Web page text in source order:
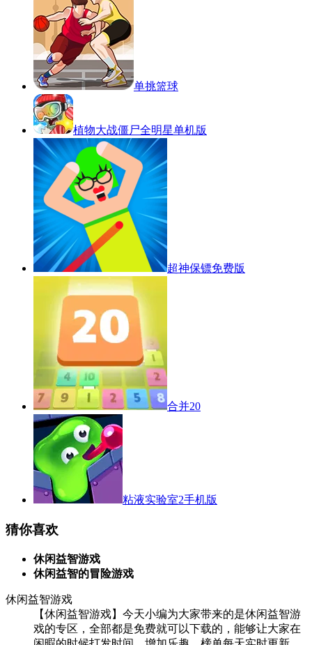
单挑篮球
植物大战僵尸全明星单机版
超神保镖免费版
合并20
粘液实验室2手机版
猜你喜欢
休闲益智游戏
休闲益智的冒险游戏
休闲益智游戏
【休闲益智游戏】今天小编为大家带来的是休闲益智游
戏的专区，全部都是免费就可以下载的，能够让大家在